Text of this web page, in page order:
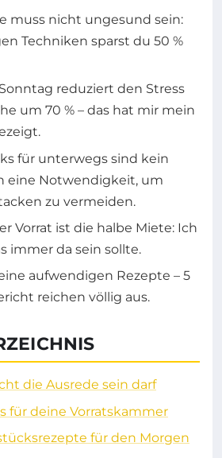
muss nicht ungesund sein:
Techniken sparst du 50 %
reduziert den Stress
um 70 % – das hat mir mein
für unterwegs sind kein
eine Notwendigkeit, um
zu vermeiden.
Vorrat ist die halbe Miete: Ich
immer da sein sollte.
aufwendigen Rezepte – 5
reichen völlig aus.
die Ausrede sein darf
für deine Vorratskammer
für den Morgen